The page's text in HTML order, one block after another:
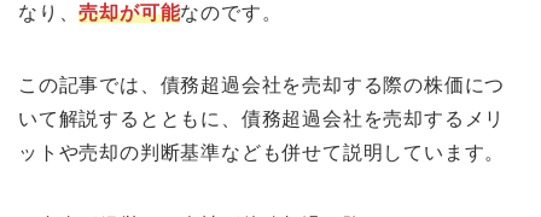
なり、売却が可能なのです。
この記事では、債務超過会社を売却する際の株価につ
いて解説するとともに、債務超過会社を売却するメリ
ットや売却の判断基準なども併せて説明しています。